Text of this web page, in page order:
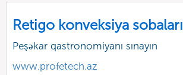
Retigo konveksiya sobaları
Peşəkar qastronomiyanı sınayın
www.profetech.az